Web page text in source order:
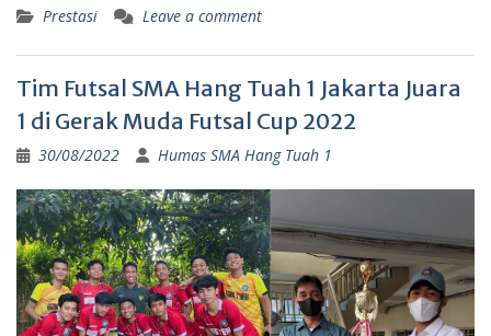
Prestasi Leave a comment
Tim Futsal SMA Hang Tuah 1 Jakarta Juara
1 di Gerak Muda Futsal Cup 2022
30/08/2022 Humas SMA Hang Tuah 1